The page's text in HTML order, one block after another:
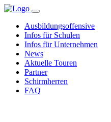
Ausbildungsoffensive
Infos für Schulen
Infos für Unternehmen
News
Aktuelle Touren
Partner
Schirmherren
FAQ